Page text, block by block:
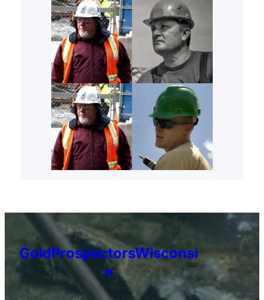
GoldProspectorsWisconsi
n